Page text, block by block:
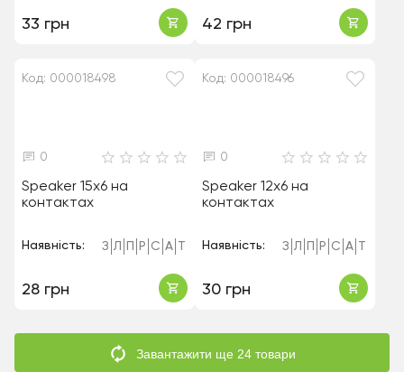
33 грн 42 грн
Код: 000018498
0
Speaker 15x6 на
контактах
Наявність: З Л Р С А
28 грн
Код: 000018496
0
Speaker 12x6 на
контактах
Наявність: З Л Р С А
30 грн
Завантажити ще 24 товари